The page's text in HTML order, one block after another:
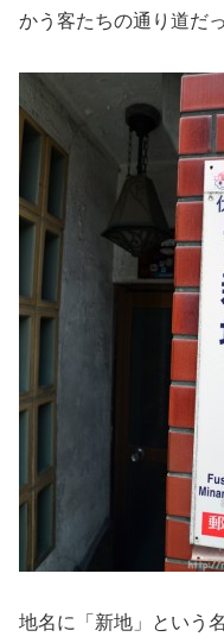
かう客たちの通り道だ
地名に「新地」という